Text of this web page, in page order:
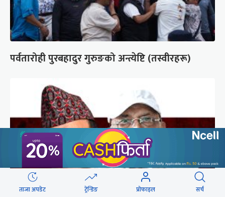
पर्वतारोही पुरबहादुर गुरुङको अन्त्येष्टि (तस्वीरहरू)
ताजा अपडेट ट्रेन्डिङ प्रोफाइल सर्च